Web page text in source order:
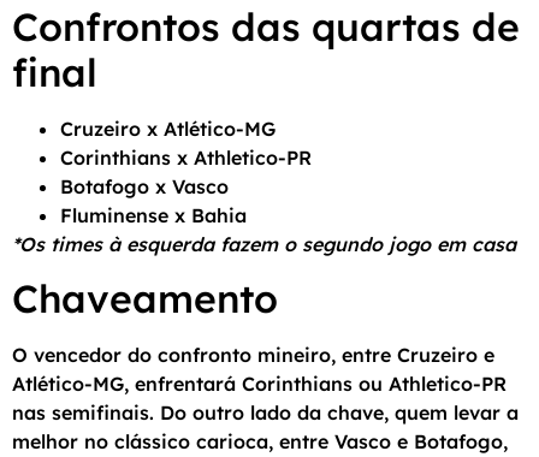
Confrontos das quartas de
final
Cruzeiro x Atlético-MG
Corinthians x Athletico-PR
Botafogo x Vasco
Fluminense x Bahia
*Os times à esquerda fazem o segundo jogo em casa
Chaveamento
O vencedor do confronto mineiro, entre Cruzeiro e
Atlético-MG, enfrentará Corinthians ou Athletico-PR
nas semifinais. Do outro lado da chave, quem levar a
melhor no clássico carioca, entre Vasco e Botafogo,